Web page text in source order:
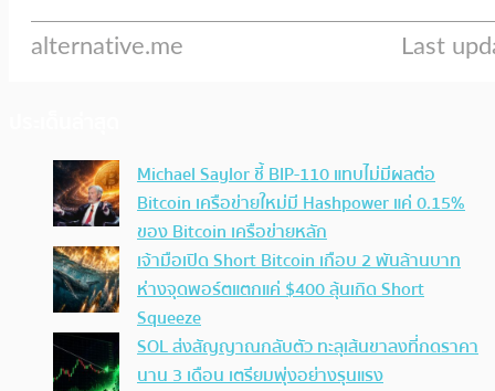
Michael Saylor ชี้ BIP-110 แทบไม่มีผลต่อ
Bitcoin เครือข่ายใหม่มี Hashpower แค่ 0.15%
ของ Bitcoin เครือข่ายหลัก
เจ้ามือเปิด Short Bitcoin เกือบ 2 พันล้านบาท
ห่างจุดพอร์ตแตกแค่ $400 ลุ้นเกิด Short
Squeeze
SOL ส่งสัญญาณกลับตัว ทะลุเส้นขาลงที่กดราคา
นาน 3 เดือน เตรียมพุ่งอย่างรุนแรง